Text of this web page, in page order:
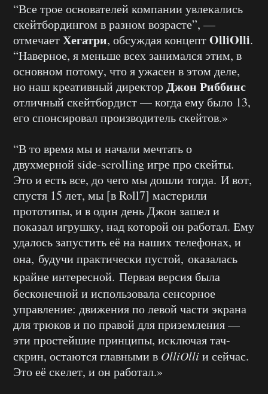
“Все трое основателей компании увлекались
скейтбордингом в разном возрасте”, —
отмечаетХегатри, обсуждая концептOlliOlli.
“Наверное, я меньше всех занимался этим, в
основном потому, что я ужасен в этом деле,
но наш креативный директорДжон Риббинс
отличный скейтбордист — когда ему было 13,
его спонсировал производитель скейтов.»
“В то время мы и начали мечтать о
двухмерной side-scrolling игре про скейты.
Это и есть все, до чего мы дошли тогда. И вот,
спустя 15 лет, мы [в Roll7] мастерили
прототипы, и в один день Джон зашел и
показал игрушку, над которой он работал. Ему
удалось запустить её на наших телефонах, и
она, будучи практически пустой, оказалась
крайне интересной. Первая версия была
бесконечной и использовала сенсорное
управление: движения по левой части экрана
для трюков и по правой для приземления —
эти простейшие принципы, исключая тач-
скрин, остаются главными в OlliOlliи сейчас.
Это её скелет, и он работал.»